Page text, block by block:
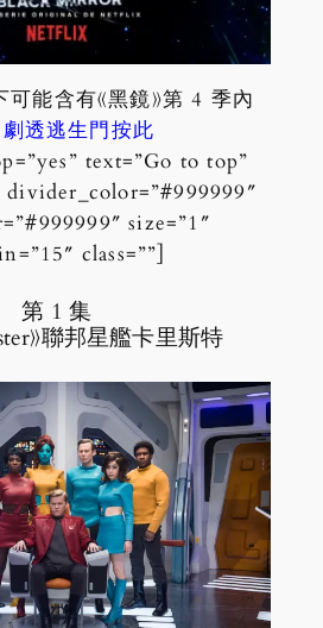
能含有《黑鏡》第 4 季內
劇透逃生門按此
text=”Go to top”
divider_color=”#999999″
size=”1″
class=””]
第 1 集
》聯邦星艦卡里斯特